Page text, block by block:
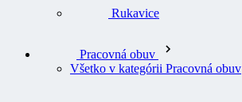
Rukavice
Pracovná obuv
Všetko v kategórii Pracovná obuv